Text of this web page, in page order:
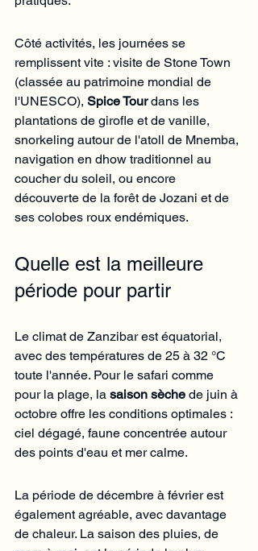
Côté activités, les journées se
remplissent vite : visite de Stone Town
(classée au patrimoine mondial de
l'UNESCO), Spice Tour dans les
plantations de girofle et de vanille,
snorkeling autour de l'atoll de Mnemba,
navigation en dhow traditionnel au
coucher du soleil, ou encore
découverte de la forêt de Jozani et de
ses colobes roux endémiques.
Quelle est la meilleure
période pour partir
Le climat de Zanzibar est équatorial,
avec des températures de 25 à 32 °C
toute l'année. Pour le safari comme
pour la plage, la saison sèche de juin à
octobre offre les conditions optimales :
ciel dégagé, faune concentrée autour
des points d'eau et mer calme.
La période de décembre à février est
également agréable, avec davantage
de chaleur. La saison des pluies, de